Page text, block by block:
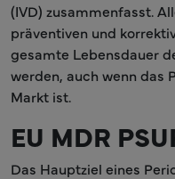
(IVD) zusammenfasst.
präventiven und
gesamte Lebensdauer
werden, auch wenn das
Markt ist.
EU MDR
Das Hauptziel eines